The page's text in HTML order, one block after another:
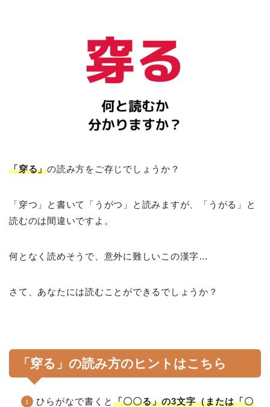
「穿る」の読み方をご存じでしょうか？
「穿つ」と書いて「うがつ」と読みますが、「うがる」と
読むのは間違いですよ。
何となく読めそうで、意外に難しいこの漢字…
さて、あなたには読むことができるでしょうか？
「穿る」の読み方のヒントはこちら
ひらがなで書くと 「〇〇る」の3文字（または「〇